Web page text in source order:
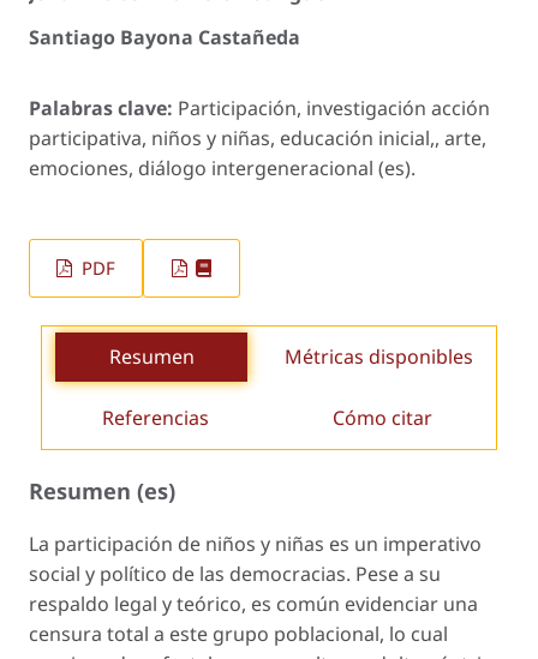
Santiago Bayona Castañeda
Palabras clave: Participación, investigación acción
participativa, niños y niñas, educación inicial,, arte,
emociones, diálogo intergeneracional (es).
PDF
Resumen Métricas disponibles
Referencias Cómo citar
Resumen (es)
La participación de niños y niñas es un imperativo
social y político de las democracias. Pese a su
respaldo legal y teórico, es común evidenciar una
censura total a este grupo poblacional, lo cual